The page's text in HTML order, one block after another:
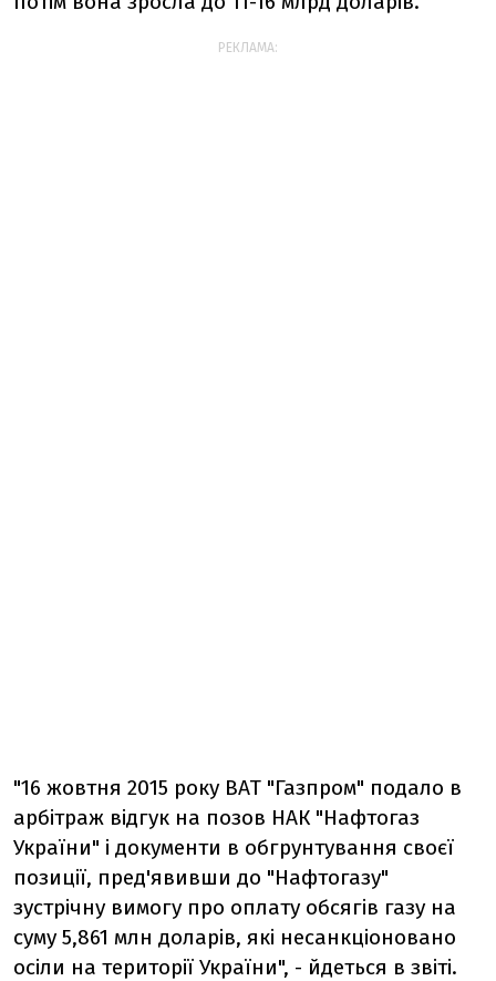
РЕКЛАМА:
"16 жовтня 2015 року ВАТ "Газпром" подало в
арбітраж відгук на позов НАК "Нафтогаз
України" і документи в обгрунтування своєї
позиції, пред'явивши до "Нафтогазу"
зустрічну вимогу про оплату обсягів газу на
суму 5,861 млн доларів, які несанкціоновано
осіли на території України", - йдеться в звіті.